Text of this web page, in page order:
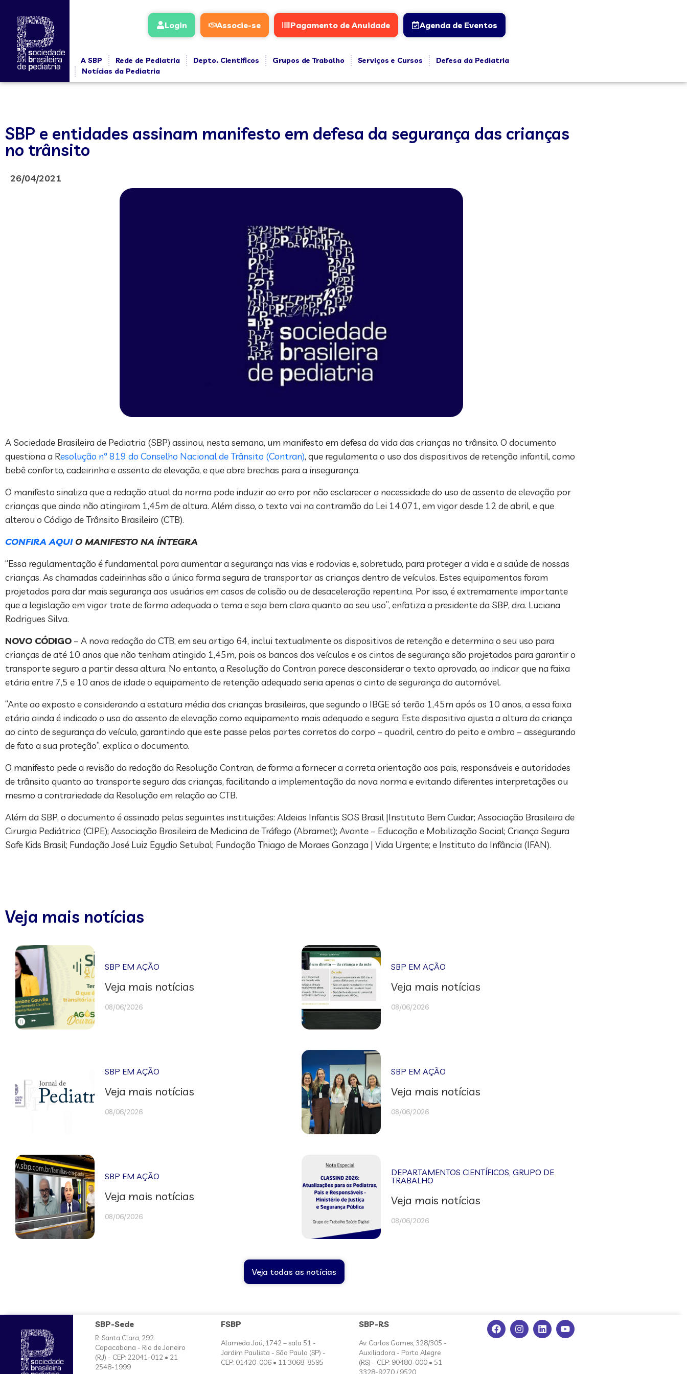
Login Associe-se Pagamento de Anuidade Agenda de Eventos
A SBP Rede de Pediatria Depto. Científicos Grupos de Trabalho Serviços e Cursos
Defesa da Pediatria
Notícias da Pediatria
SBP e entidades assinam manifesto em defesa da segurança das crianças
no trânsito
26/04/2021
A Sociedade Brasileira de Pediatria (SBP) assinou, nesta semana, um manifesto em defesa da vida das crianças no trânsito. O documento
questiona a Resolução nª 819 do Conselho Nacional de Trânsito (Contran), que regulamenta o uso dos dispositivos de retenção infantil, como
bebê conforto, cadeirinha e assento de elevação, e que abre brechas para a insegurança.
O manifesto sinaliza que a redação atual da norma pode induzir ao erro por não esclarecer a necessidade do uso de assento de elevação por
crianças que ainda não atingiram 1,45m de altura. Além disso, o texto vai na contramão da Lei 14.071, em vigor desde 12 de abril, e que
alterou o Código de Trânsito Brasileiro (CTB).
CONFIRA AQUIO MANIFESTO NA ÍNTEGRA
“Essa regulamentação é fundamental para aumentar a segurança nas vias e rodovias e, sobretudo, para proteger a vida e a saúde de nossas
crianças. As chamadas cadeirinhas são a única forma segura de transportar as crianças dentro de veículos. Estes equipamentos foram
projetados para dar mais segurança aos usuários em casos de colisão ou de desaceleração repentina. Por isso, é extremamente importante
que a legislação em vigor trate de forma adequada o tema e seja bem clara quanto ao seu uso”, enfatiza a presidente da SBP, dra. Luciana
Rodrigues Silva.
NOVO CÓDIGO – A nova redação do CTB, em seu artigo 64, inclui textualmente os dispositivos de retenção e determina o seu uso para
crianças de até 10 anos que não tenham atingido 1,45m, pois os bancos dos veículos e os cintos de segurança são projetados para garantir o
transporte seguro a partir dessa altura. No entanto, a Resolução do Contran parece desconsiderar o texto aprovado, ao indicar que na faixa
etária entre 7,5 e 10 anos de idade o equipamento de retenção adequado seria apenas o cinto de segurança do automóvel.
“Ante ao exposto e considerando a estatura média das crianças brasileiras, que segundo o IBGE só terão 1,45m após os 10 anos, a essa faixa
etária ainda é indicado o uso do assento de elevação como equipamento mais adequado e seguro. Este dispositivo ajusta a altura da criança
ao cinto de segurança do veículo, garantindo que este passe pelas partes corretas do corpo – quadril, centro do peito e ombro – assegurando
de fato a sua proteção”, explica o documento.
O manifesto pede a revisão da redação da Resolução Contran, de forma a fornecer a correta orientação aos pais, responsáveis e autoridades
de trânsito quanto ao transporte seguro das crianças, facilitando a implementação da nova norma e evitando diferentes interpretações ou
mesmo a contrariedade da Resolução em relação ao CTB.
Além da SBP, o documento é assinado pelas seguintes instituições: Aldeias Infantis SOS Brasil |Instituto Bem Cuidar; Associação Brasileira de
Cirurgia Pediátrica (CIPE); Associação Brasileira de Medicina de Tráfego (Abramet); Avante – Educação e Mobilização Social; Criança Segura
Safe Kids Brasil; Fundação José Luiz Egydio Setubal; Fundação Thiago de Moraes Gonzaga | Vida Urgente; e Instituto da Infância (IFAN).
Veja mais notícias
SBP EM AÇÃO
Veja mais notícias
08/06/2026
SBP EM AÇÃO
Veja mais notícias
08/06/2026
SBP EM AÇÃO
Veja mais notícias
08/06/2026
SBP EM AÇÃO
Veja mais notícias
08/06/2026
SBP EM AÇÃO
Veja mais notícias
08/06/2026
DEPARTAMENTOS CIENTÍFICOS,GRUPO DE
TRABALHO
Veja mais notícias
08/06/2026
Veja todas as notícias
SBP-Sede
R. Santa Clara, 292
Copacabana - Rio de Janeiro
(RJ) - CEP: 22041-012 • 21
2548-1999
FSBP
Alameda Jaú, 1742 – sala 51 -
Jardim Paulista - São Paulo (SP) -
CEP: 01420-006 • 11 3068-8595
SBP-RS
Av. Carlos Gomes, 328/305 -
Auxiliadora - Porto Alegre
(RS) - CEP: 90480-000 • 51
3328-9270 / 9520